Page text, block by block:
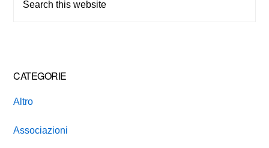
CATEGORIE
Altro
Associazioni